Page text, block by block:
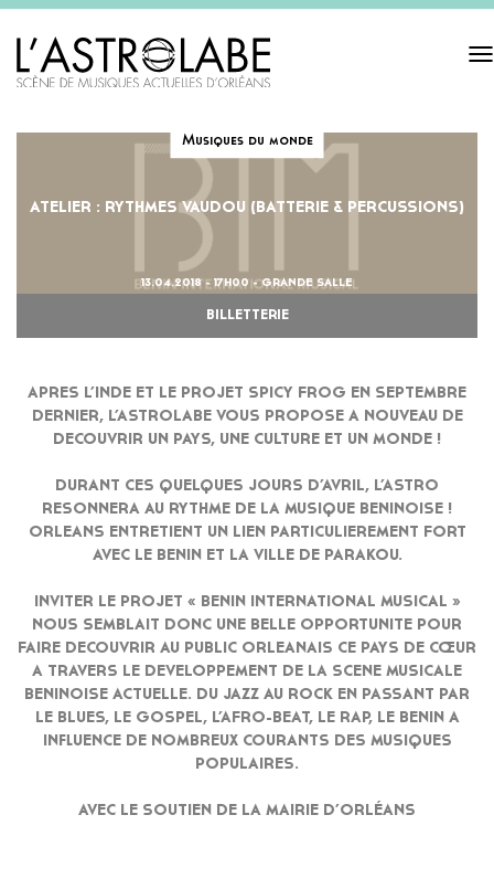
Musiques du monde
ATELIER : RYTHMES VAUDOU (BATTERIE & PERCUSSIONS)
13.04.2018 - 17H00 - GRANDE SALLE
BILLETTERIE
APRES L’INDE ET LE PROJET SPICY FROG EN SEPTEMBRE
DERNIER, L’ASTROLABE VOUS PROPOSE A NOUVEAU DE
DECOUVRIR UN PAYS, UNE CULTURE ET UN MONDE !
DURANT CES QUELQUES JOURS D’AVRIL, L’ASTRO
RESONNERA AU RYTHME DE LA MUSIQUE BENINOISE !
ORLEANS ENTRETIENT UN LIEN PARTICULIEREMENT FORT
AVEC LE BENIN ET LA VILLE DE PARAKOU.
INVITER LE PROJET « BENIN INTERNATIONAL MUSICAL »
NOUS SEMBLAIT DONC UNE BELLE OPPORTUNITE POUR
FAIRE DECOUVRIR AU PUBLIC ORLEANAIS CE PAYS DE CŒUR
A TRAVERS LE DEVELOPPEMENT DE LA SCENE MUSICALE
BENINOISE ACTUELLE. DU JAZZ AU ROCK EN PASSANT PAR
LE BLUES, LE GOSPEL, L’AFRO-BEAT, LE RAP, LE BENIN A
INFLUENCE DE NOMBREUX COURANTS DES MUSIQUES
POPULAIRES.
AVEC LE SOUTIEN DE LA MAIRIE D’ORLÉANS